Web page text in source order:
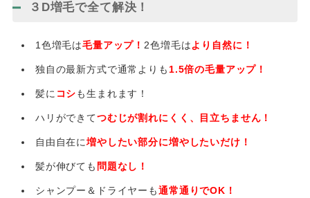
３D増毛で全て解決！
1色増毛は毛量アップ！2色増毛はより自然に！
独自の最新方式で通常よりも1.5倍の毛量アップ！
髪に コシも生まれます！
ハリができてつむじが割れにくく、目立ちません！
自由自在に増やしたい部分に増やしたいだけ！
髪が伸びても 問題なし！
シャンプー＆ドライヤーも通常通りでOK！